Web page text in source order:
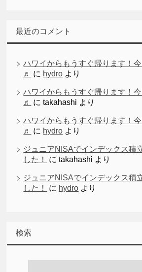
最近のコメント
ハワイからもうすぐ帰ります！
♬
に hydro より
ハワイからもうすぐ帰ります！
♬
にtakahashi より
ハワイからもうすぐ帰ります！
♬
に hydro より
ジュニアNISAでインデックス積
した！
にtakahashi より
ジュニアNISAでインデックス積
した！
に hydro より
検索